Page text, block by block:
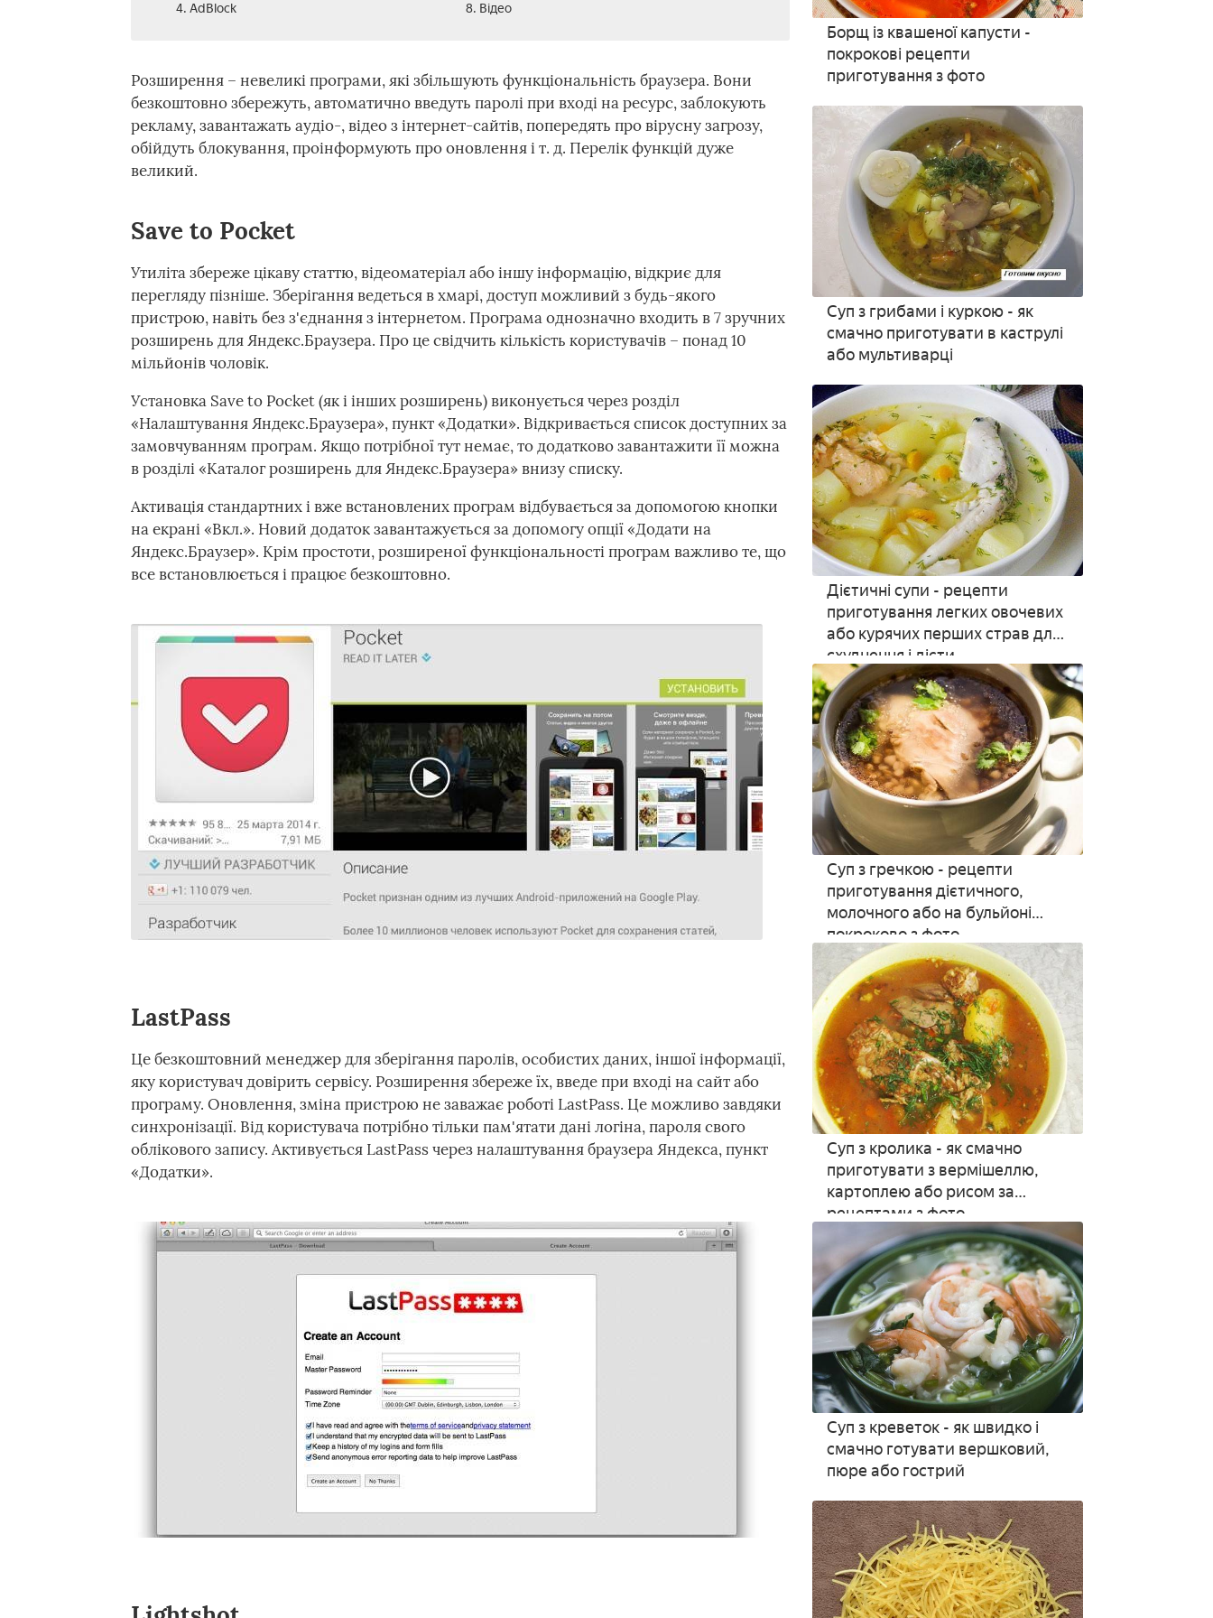
4. AdBlock 8. Відео
Розширення – невеликі програми, які збільшують функціональність браузера. Вони
безкоштовно збережуть, автоматично введуть паролі при вході на ресурс, заблокують
рекламу, завантажать аудіо-, відео з інтернет-сайтів, попередять про вірусну загрозу,
обійдуть блокування, проінформують про оновлення і т. д. Перелік функцій дуже
великий.
Save to Pocket
Утиліта збереже цікаву статтю, відеоматеріал або іншу інформацію, відкриє для
перегляду пізніше. Зберігання ведеться в хмарі, доступ можливий з будь-якого
пристрою, навіть без з'єднання з інтернетом. Програма однозначно входить в 7 зручних
розширень для Яндекс.Браузера. Про це свідчить кількість користувачів – понад 10
мільйонів чоловік.
Установка Save to Pocket (як і інших розширень) виконується через розділ
«Налаштування Яндекс.Браузера», пункт «Додатки». Відкривається список доступних за
замовчуванням програм. Якщо потрібної тут немає, то додатково завантажити її можна
в розділі «Каталог розширень для Яндекс.Браузера» внизу списку.
Активація стандартних і вже встановлених програм відбувається за допомогою кнопки
на екрані «Вкл.». Новий додаток завантажується за допомогу опції «Додати на
Яндекс.Браузер». Крім простоти, розширеної функціональності програм важливо те, що
все встановлюється і працює безкоштовно.
LastPass
Це безкоштовний менеджер для зберігання паролів, особистих даних, іншої інформації,
яку користувач довірить сервісу. Розширення збереже їх, введе при вході на сайт або
програму. Оновлення, зміна пристрою не заважає роботі LastPass. Це можливо завдяки
синхронізації. Від користувача потрібно тільки пам'ятати дані логіна, пароля свого
облікового запису. Активується LastPass через налаштування браузера Яндекса, пункт
«Додатки».
Борщ із квашеної капусти -
покрокові рецепти
приготування з фото
Суп з грибами і куркою - як
смачно приготувати в каструлі
або мультиварці
Дієтичні супи - рецепти
приготування легких овочевих
або курячих перших страв для
схуднення і дієти
Суп з гречкою - рецепти
приготування дієтичного,
молочного або на бульйоні
покроково з фото
Суп з кролика - як смачно
приготувати з вермішеллю,
картоплею або рисом за
рецептами з фото
Суп з креветок - як швидко і
смачно готувати вершковий,
пюре або гострий